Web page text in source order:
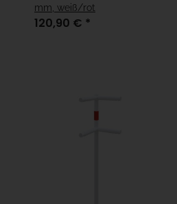
mm, weiß/rot
120,90 € *